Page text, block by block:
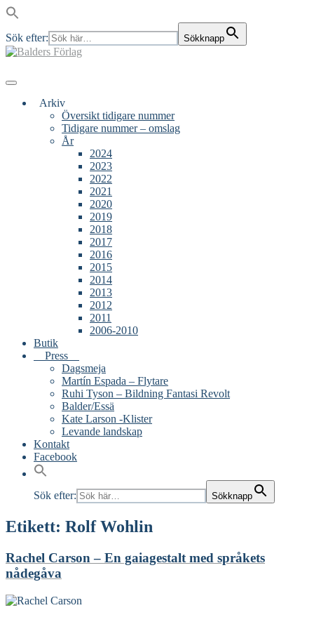
Sök efter: Sökknapp
Skip
Menu
Arkiv
Översikt tidigare nummer
Tidigare nummer – omslag
År
2024
2023
2022
2021
2020
2019
2018
2017
2016
2015
2014
2013
2012
2011
2006-2010
Butik
Press
Dagsmeja
Martín Espada – Flytare
Ruhi Tyson – Bildning Fantasi Revolt
Balder/Essä
Kate Larson -Klister
Levande landskap
Kontakt
Facebook
Sök efter: Sökknapp
Etikett: Rolf Wohlin
Rachel Carson – En gaiagestalt med språkets
nådegåva